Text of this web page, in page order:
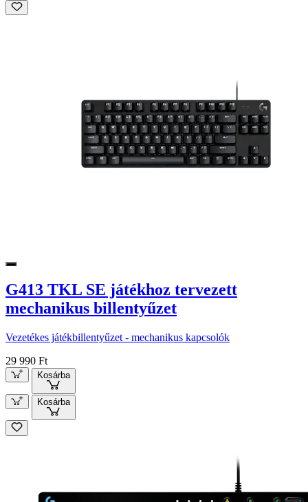
G413 TKL SE játékhoz tervezett
mechanikus billentyűzet
Vezetékes játékbillentyűzet - mechanikus kapcsolók
29 990 Ft
Kosárba
Kosárba